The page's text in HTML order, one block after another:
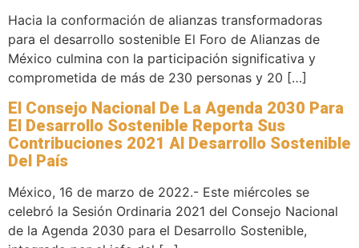
Hacia la conformación de alianzas transformadoras
para el desarrollo sostenible El Foro de Alianzas de
México culmina con la participación significativa y
comprometida de más de 230 personas y 20 […]
El Consejo Nacional De La Agenda 2030 Para
El Desarrollo Sostenible Reporta Sus
Contribuciones 2021 Al Desarrollo Sostenible
Del País
México, 16 de marzo de 2022.- Este miércoles se
celebró la Sesión Ordinaria 2021 del Consejo Nacional
de la Agenda 2030 para el Desarrollo Sostenible,